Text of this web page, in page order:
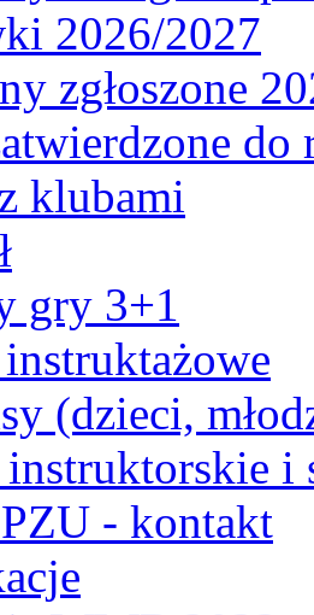
2026/2027
zgłoszone
klubami
gry 3+1
(dzieci,
i
- kontakt